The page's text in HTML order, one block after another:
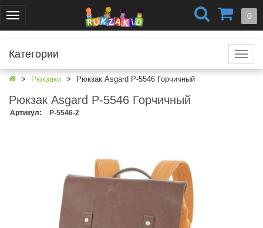
Меню 0
+7 (499) 404-0550
г. Москва
+7 (812) 424-4251
Категории
Рюкзаки Рюкзак Asgard Р-5546 Горчичный
Рюкзак Asgard Р-5546 Горчичный
Артикул: Р-5546-2